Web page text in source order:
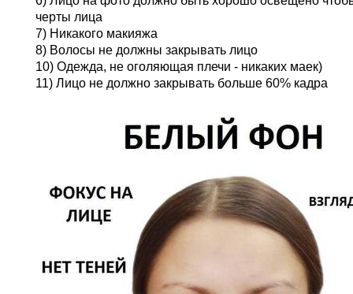
черты лица
7) Никакого макияжа
8) Волосы не должны закрывать лицо
10) Одежда, не оголяющая плечи - никаких маек)
11) Лицо не должно закрывать больше 60% кадра